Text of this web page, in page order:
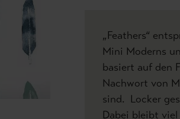
„Feathers“
Mini Moderns
basiert auf den
Nachwort von
sind. Locker
Dabei bleibt